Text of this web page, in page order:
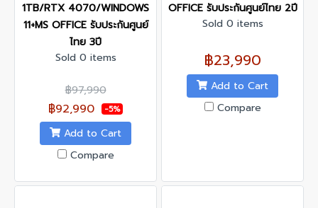
1TB/RTX 4070/WINDOWS
11+MS OFFICE รับประกันศูนย์
ไทย 3ปี
Sold 0 items
฿97,990
฿92,990 -5%
Add to Cart
Compare
OFFICE รับประกันศูนย์ไทย 2ปี
Sold 0 items
฿23,990
Add to Cart
Compare